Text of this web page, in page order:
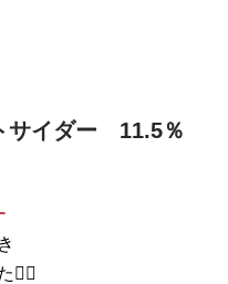
サイダー 11.5％
🙇‍♂️